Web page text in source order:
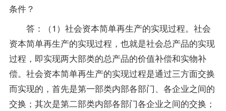
条件？
答：（1）社会资本简单再生产的实现过程。社会
资本简单再生产的实现过程，也就是社会总产品的实现
过程，即实现两大部类的总产品的价值补偿和实物补
偿。社会资本简单再生产的实现过程是通过三方面交换
而实现的，首先是第一部类内部各部门、各企业之间的
交换；其次是第二部类内部各部门各企业之间的交换；